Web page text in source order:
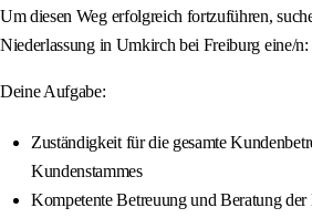
Um diesen Weg erfolgreich fortzuführen,
Niederlassung in Umkirch bei Freiburg eine/n:
Deine Aufgabe:
Zuständigkeit für die gesamte
Kundenstammes
Kompetente Betreuung und Beratung